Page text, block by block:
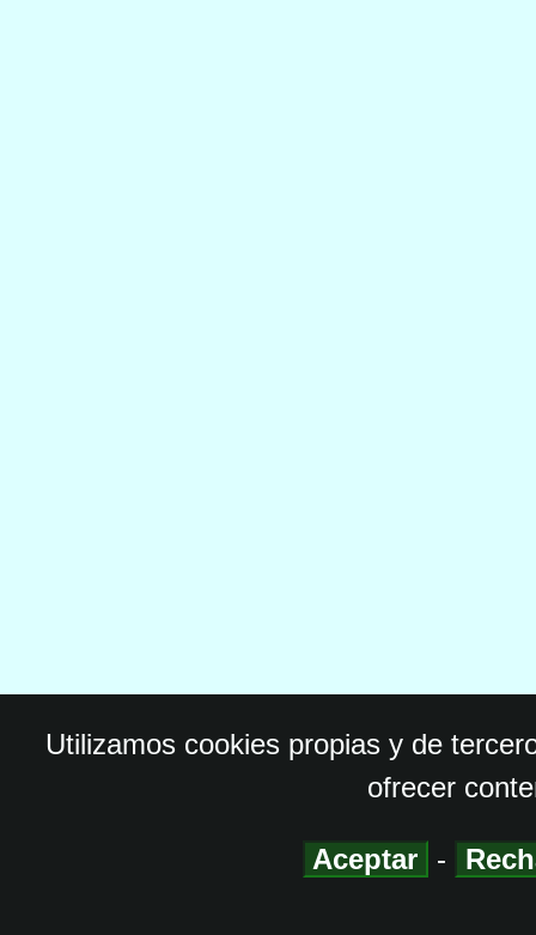
Utilizamos cookies propias y de
ofrecer
Aceptar -